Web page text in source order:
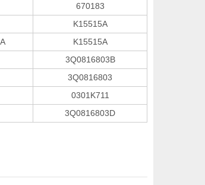
670183
K15515A
K15515A
3Q0816803B
3Q0816803
0301K711
3Q0816803D